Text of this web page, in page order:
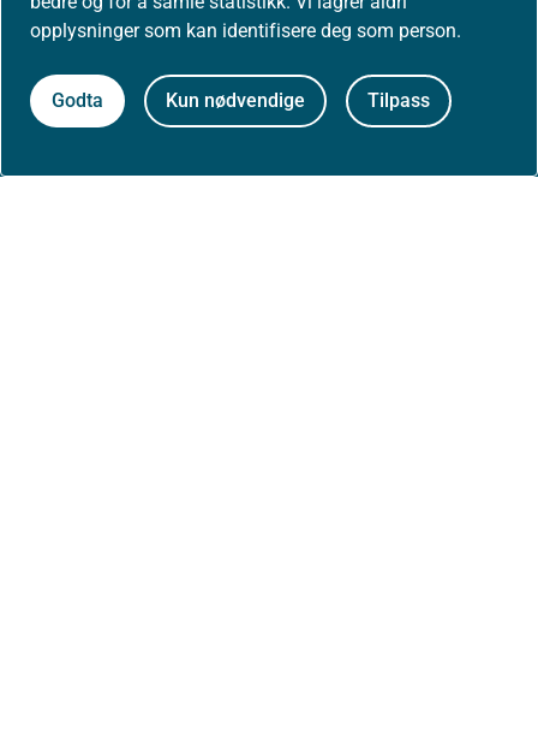
opplysninger som kan identifisere deg som person.
Godta Kun nødvendige Tilpass
Om oss